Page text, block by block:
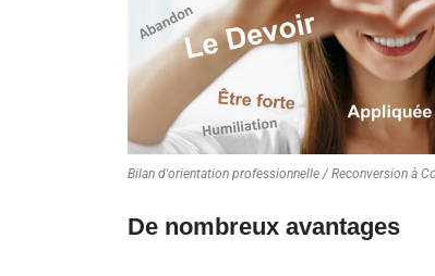
Bilan d'orientation professionnelle / Reconversion à
De nombreux avantages